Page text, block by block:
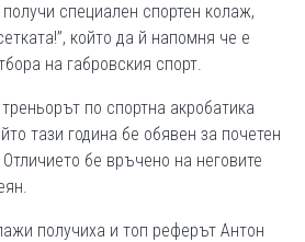
специален спортен колаж,
който да й напомня че е
на габровския спорт.
по спортна акробатика
тази година бе обявен за почетен
бе връчено на неговите
получиха и топ реферът Антон